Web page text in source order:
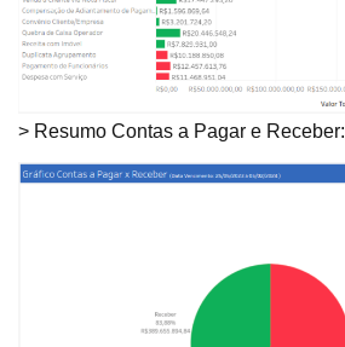
> Resumo Contas a Pagar e Receber: